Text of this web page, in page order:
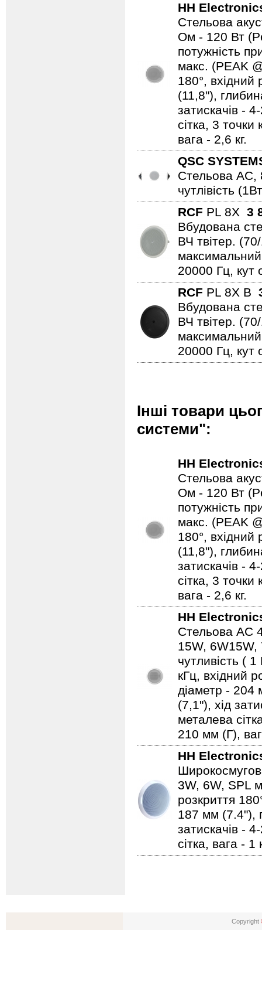
HH
Стельова
Ом - 120 Вт
потужність
макс. (PEAK
180°, вхідний
(11,8"),
затискачів -
сітка, 3
вага - 2,6 кг.
QSC
Стельова АС,
чутлівість
RCF PL 8X 3
Вбудована
ВЧ твітер.
максимальний
20000 Гц, кут
RCF PL 8X B
Вбудована
ВЧ твітер.
максимальний
20000 Гц, кут
Інші товари
системи":
HH
Стельова
Ом - 120 Вт
потужність
макс. (PEAK
180°, вхідний
(11,8"),
затискачів -
сітка, 3
вага - 2,6 кг.
HH
Стельова АС
15W,
чутливість (
кГц, вхідний
діаметр - 204
(7,1"), хід
металева
210 мм (Г),
HH
3W, 6W, SPL
розкриття
187 мм (7.4"),
затискачів -
сітка, вага - 1
Copyright